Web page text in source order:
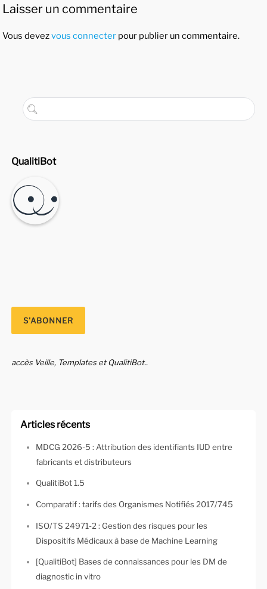
Laisser un commentaire
Vous devezvous connecter pour publier un commentaire.
QualitiBot
accès Veille, Templates et QualitiBot..
Articles récents
MDCG 2026-5 : Attribution des identifiants IUD entre
fabricants et distributeurs
QualitiBot 1.5
Comparatif : tarifs des Organismes Notifiés 2017/745
ISO/TS 24971-2 : Gestion des risques pour les
Dispositifs Médicaux à base de Machine Learning
[QualitiBot] Bases de connaissances pour les DM de
diagnostic in vitro